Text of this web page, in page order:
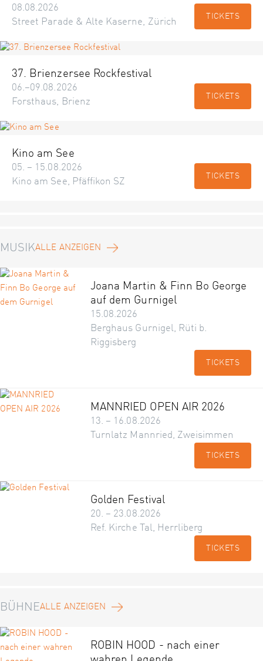
08.08.2026
Street Parade & Alte Kaserne, Zürich
TICKETS
37. Brienzersee Rockfestival
06.–09.08.2026
Forsthaus, Brienz
TICKETS
Kino am See
05. – 15.08.2026
Kino am See, Pfäffikon SZ
TICKETS
MUSIKALLE ANZEIGEN
Joana Martin & Finn Bo George
auf dem Gurnigel
15.08.2026
Berghaus Gurnigel, Rüti b.
Riggisberg
TICKETS
MANNRIED OPEN AIR 2026
13. – 16.08.2026
Turnlatz Mannried, Zweisimmen
TICKETS
Golden Festival
20. – 23.08.2026
Ref. Kirche Tal, Herrliberg
TICKETS
BÜHNEALLE ANZEIGEN
ROBIN HOOD - nach einer